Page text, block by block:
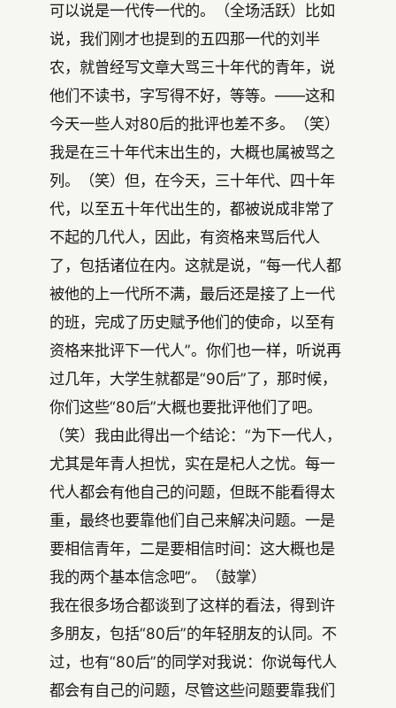
可以说是一代传一代的。（全场活跃）比如
说，我们刚才也提到的五四那一代的刘半
农，就曾经写文章大骂三十年代的青年，说
他们不读书，字写得不好，等等。——这和
今天一些人对80后的批评也差不多。（笑）
我是在三十年代末出生的，大概也属被骂之
列。（笑）但，在今天，三十年代、四十年
代，以至五十年代出生的，都被说成非常了
不起的几代人，因此，有资格来骂后代人
了，包括诸位在内。这就是说，“每一代人都
被他的上一代所不满，最后还是接了上一代
的班，完成了历史赋予他们的使命，以至有
资格来批评下一代人”。你们也一样，听说再
过几年，大学生就都是“90后”了，那时候，
你们这些“80后”大概也要批评他们了吧。
（笑）我由此得出一个结论：“为下一代人，
尤其是年青人担忧，实在是杞人之忧。每一
代人都会有他自己的问题，但既不能看得太
重，最终也要靠他们自己来解决问题。一是
要相信青年，二是要相信时间：这大概也是
我的两个基本信念吧”。（鼓掌）
我在很多场合都谈到了这样的看法，得到许
多朋友，包括“80后”的年轻朋友的认同。不
过，也有“80后”的同学对我说：你说每代人
都会有自己的问题，尽管这些问题要靠我们